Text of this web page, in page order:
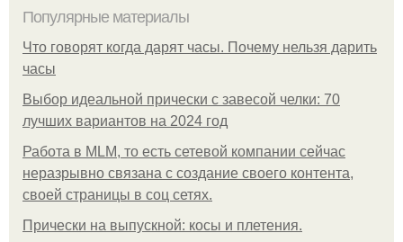
Популярные материалы
Что говорят когда дарят часы. Почему нельзя дарить
часы
Выбор идеальной прически с завесой челки: 70
лучших вариантов на 2024 год
Работа в MLM, то есть сетевой компании сейчас
неразрывно связана с создание своего контента,
своей страницы в соц сетях.
Прически на выпускной: косы и плетения.